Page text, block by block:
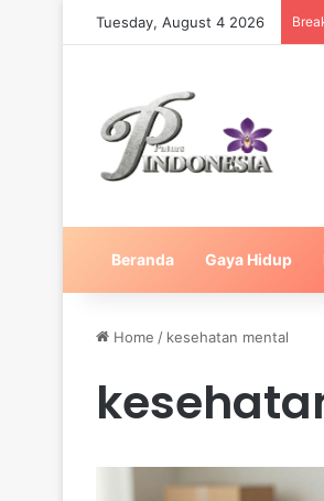
Tuesday, August 4 2026
Beranda Gaya Hidup
Home / kesehatan mental